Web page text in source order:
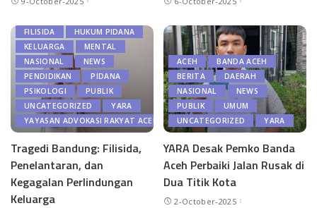
FILISIDA
HUKUM PIDANA
KELUARGA
MENTAL
NASIONAL
NEWS
PENDIDIKAN
PIDANA
PSIKOLOGI
PUBLIK
UNCATEGORIZED
YARA
YAYASAN ADVOKASI RAKYAT ACEH
Tragedi Bandung: Filisida,
Penelantaran, dan
Kegagalan Perlindungan
Keluarga
ACEH
BANDA ACEH
BERITA
DAERAH
NASIONAL
NEWS
PUBLIK
UMUM
UNCATEGORIZED
YARA
YARA Desak Pemko Banda
Aceh Perbaiki Jalan Rusak di
Dua Titik Kota
2-October-2025